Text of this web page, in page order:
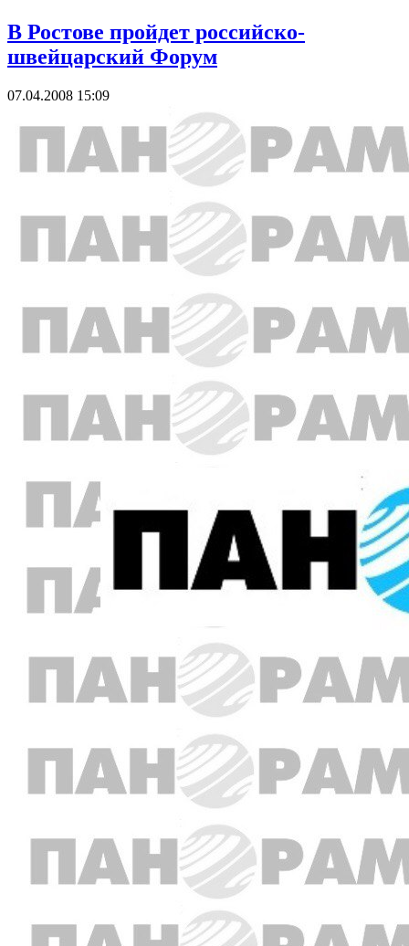
В Ростове пройдет российско-
швейцарский Форум
07.04.2008 15:09